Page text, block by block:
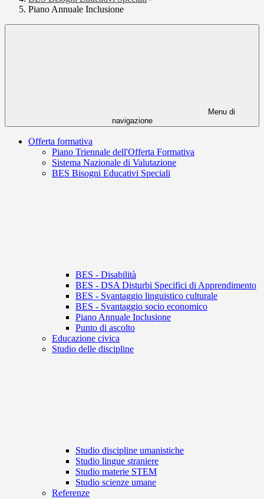
Piano Annuale Inclusione
Menu di
navigazione
Offerta formativa
Piano Triennale dell'Offerta Formativa
Sistema Nazionale di Valutazione
BES Bisogni Educativi Speciali
BES - Disabilità
BES - DSA Disturbi Specifici di Apprendimento
BES - Svantaggio linguistico culturale
BES - Svantaggio socio economico
Piano Annuale Inclusione
Punto di ascolto
Educazione civica
Studio delle discipline
Studio discipline umanistiche
Studio lingue straniere
Studio materie STEM
Studio scienze umane
Referenze